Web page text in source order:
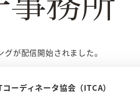
が配信開始されました。
ーディネータ協会（ITCA）